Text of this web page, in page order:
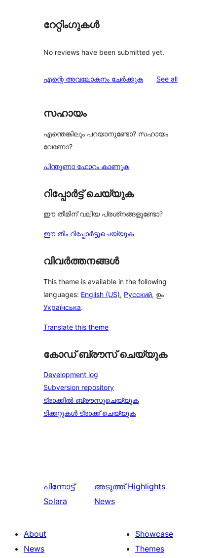
റേറ്റിംഗുകൾ
No reviews have been submitted yet.
എന്റെ അവലോകനം ചേർക്കുക See allreviews
സഹായം
എന്തെങ്കിലും പറയാനുണ്ടോ? സഹായം
വേണോ?
പിന്തുണാ ഫോറം കാണുക
റിപ്പോർട്ട് ചെയ്യുക
ഈ തീമിന് വലിയ പ്രശ്‌നങ്ങളുണ്ടോ?
ഈ തീം റിപ്പോർട്ടുചെയ്യുക
വിവർത്തനങ്ങൾ
This theme is available in the following
languages: English (US), Русский, ഉം
Українська.
Translate this theme
കോഡ് ബ്രൗസ് ചെയ്യുക
Development log
Subversion repository
ട്രാക്കിൽ ബ്രൗസുചെയ്യുക
ടിക്കറ്റുകൾ ട്രാക്ക് ചെയ്യുക
പിന്നോട്ട്
Solara
അടുത്ത്Highlights
News
About
News
Showcase
Themes